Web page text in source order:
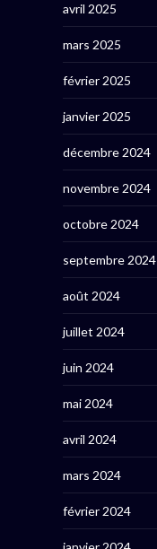
avril 2025
mars 2025
février 2025
janvier 2025
décembre 2024
novembre 2024
octobre 2024
septembre 2024
août 2024
juillet 2024
juin 2024
mai 2024
avril 2024
mars 2024
février 2024